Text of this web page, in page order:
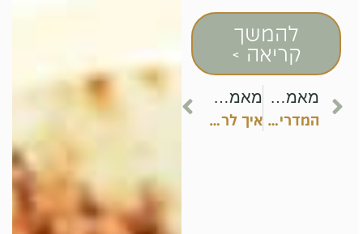
להמשך
קריאה >
מאמר קודם
המדריך למרקים בריאים לירידה במשקל
מאמר הבא
איך לרדת במשקל?